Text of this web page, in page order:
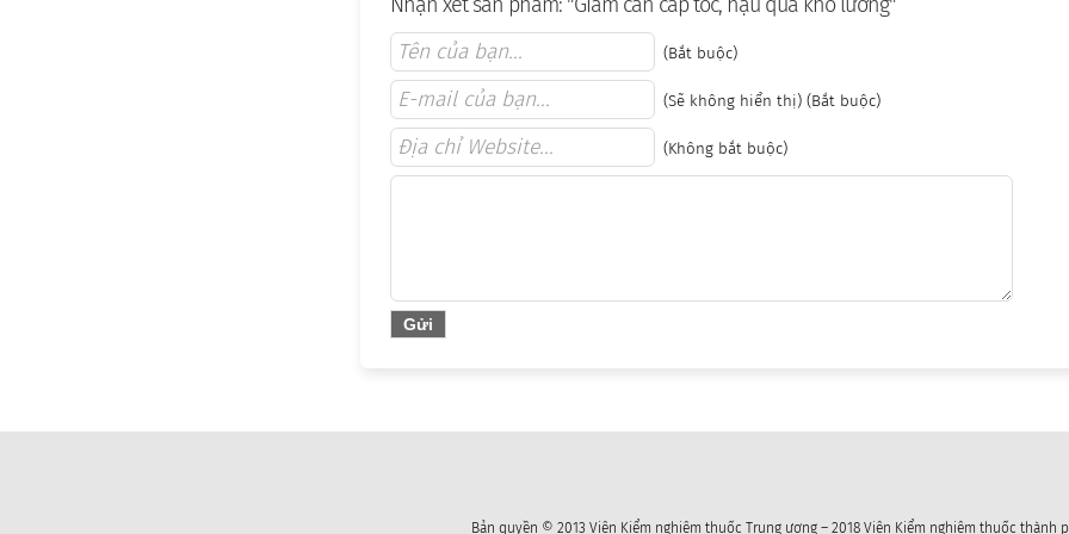
(Bắt buộc)
(Sẽ không hiển thị) (Bắt buộc)
(Không bắt buộc)
Bản quyền © 2013 Viện Kiểm nghiệm thuốc Trung ương – 2018 Viện Kiểm nghiệm thuốc thành